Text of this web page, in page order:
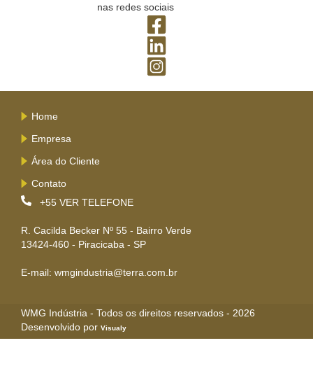
nas redes sociais
Home
Empresa
Área do Cliente
Contato
+55 VER TELEFONE
R. Cacilda Becker Nº 55 - Bairro Verde
13424-460 - Piracicaba - SP
E-mail: wmgindustria@terra.com.br
WMG Indústria - Todos os direitos reservados - 2026
Desenvolvido por Visualy